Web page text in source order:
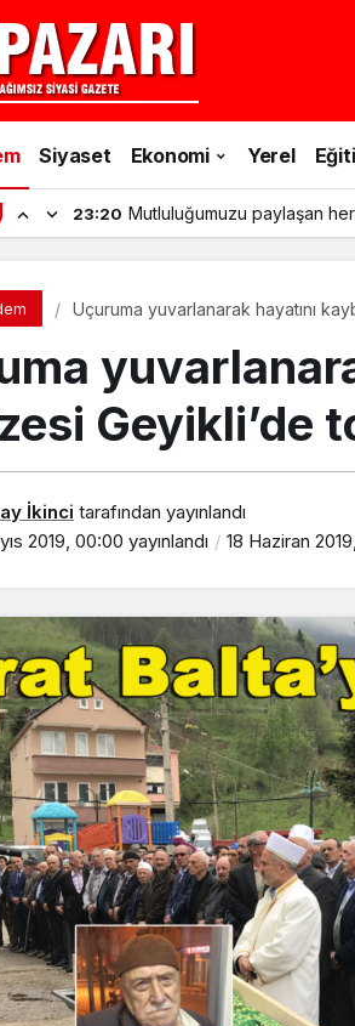
Siyaset Ekonomi Yerel
23:20 Mutluluğumuzu paylaşan
Uçuruma yuvarlanarak hayatını
Geyikli’de
İkinci tarafından yayınlandı
2019, 00:00 yayınlandı 18 Haziran